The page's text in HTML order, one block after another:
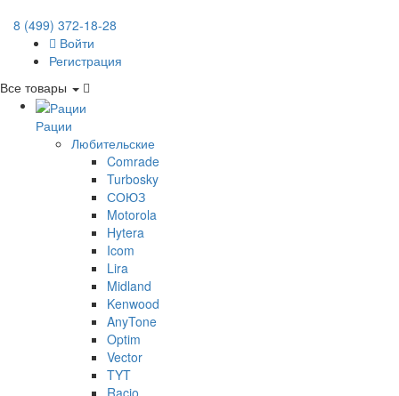
8 (499) 372-18-28
Войти
Регистрация
Все товары
Рации
Любительские
Comrade
Turbosky
СОЮЗ
Motorola
Hytera
Icom
Lira
Midland
Kenwood
AnyTone
Optim
Vector
TYT
Racio